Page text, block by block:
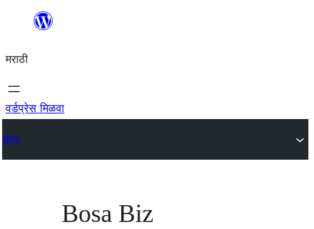
सामुग्रीवर
मराठी
वर्डप्रेस मिळवा
थीम्स
Bosa Biz